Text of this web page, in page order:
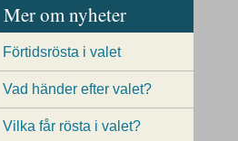
Mer om nyheter
Förtidsrösta i valet
Vad händer efter valet?
Vilka får rösta i valet?